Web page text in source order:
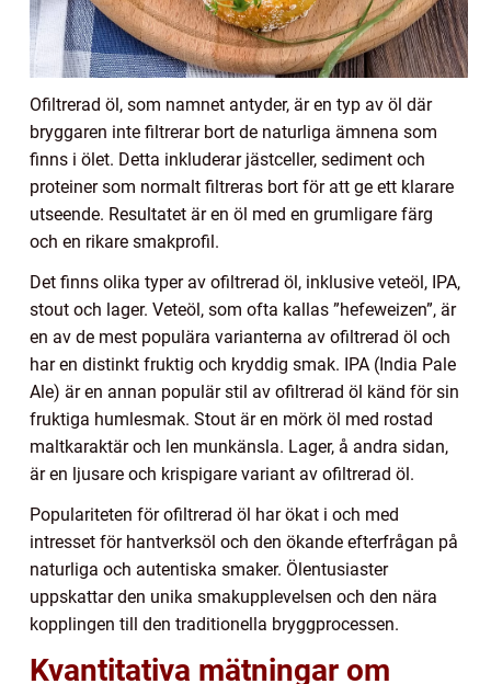
Ofiltrerad öl, som namnet antyder, är en typ av öl där
bryggaren inte filtrerar bort de naturliga ämnena som
finns i ölet. Detta inkluderar jästceller, sediment och
proteiner som normalt filtreras bort för att ge ett klarare
utseende. Resultatet är en öl med en grumligare färg
och en rikare smakprofil.
Det finns olika typer av ofiltrerad öl, inklusive veteöl, IPA,
stout och lager. Veteöl, som ofta kallas ”hefeweizen”, är
en av de mest populära varianterna av ofiltrerad öl och
har en distinkt fruktig och kryddig smak. IPA (India Pale
Ale) är en annan populär stil av ofiltrerad öl känd för sin
fruktiga humlesmak. Stout är en mörk öl med rostad
maltkaraktär och len munkänsla. Lager, å andra sidan,
är en ljusare och krispigare variant av ofiltrerad öl.
Populariteten för ofiltrerad öl har ökat i och med
intresset för hantverksöl och den ökande efterfrågan på
naturliga och autentiska smaker. Ölentusiaster
uppskattar den unika smakupplevelsen och den nära
kopplingen till den traditionella bryggprocessen.
Kvantitativa mätningar om